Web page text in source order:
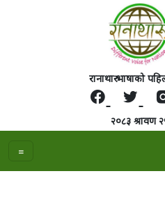
रानाथारु भाषाको
२०८३ श्रावण